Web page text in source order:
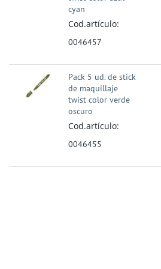
16,53€
Promoción 27% Promoción 24%
cyan
Cod.artículo:
0046457
Pack 5 ud. de stick
de maquillaje
twist color verde
oscuro
Cod.artículo:
0046455